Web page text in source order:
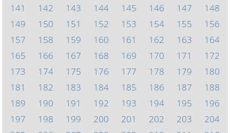
141
142 143 144 145 146 147
148
149
150 151 152 153 154 155
156
157
158 159 160 161 162 163
164
165
166 167 168 169 170 171
172
173
174 175 176 177 178 179
180
181
182 183 184 185 186 187
188
189
190 191 192 193 194 195
196
197
198 199 200 201 202 203
204